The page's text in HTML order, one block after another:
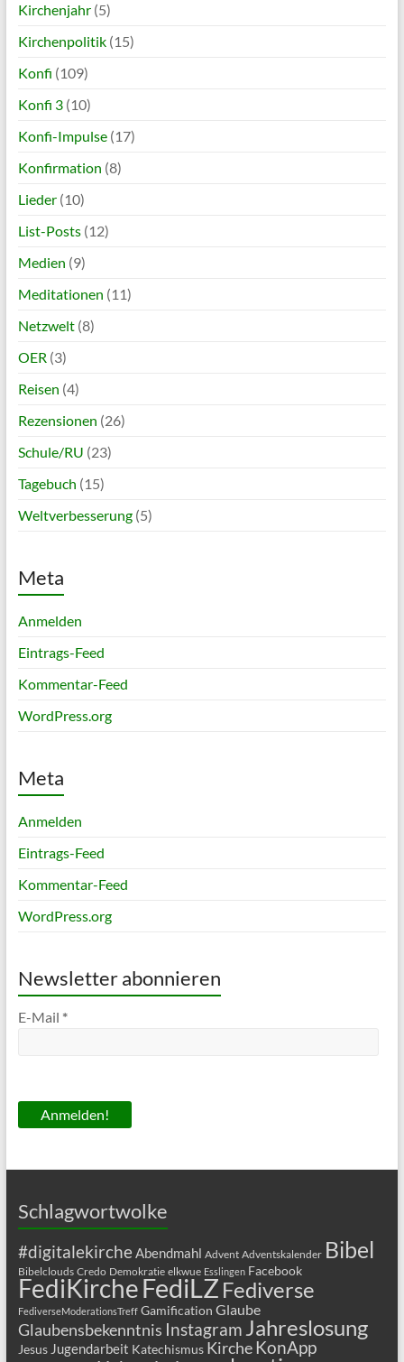
Kirchenjahr(5)
Kirchenpolitik(15)
Konfi (109)
Konfi 3(10)
Konfi-Impulse(17)
Konfirmation (8)
Lieder(10)
List-Posts(12)
Medien (9)
Meditationen (11)
Netzwelt(8)
OER (3)
Reisen (4)
Rezensionen (26)
Schule/RU (23)
Tagebuch (15)
Weltverbesserung(5)
Meta
Anmelden
Eintrags-Feed
Kommentar-Feed
WordPress.org
Meta
Anmelden
Eintrags-Feed
Kommentar-Feed
WordPress.org
Newsletter abonnieren
E-Mail *
Schlagwortwolke
#digitalekircheAbendmahl Advent Adventskalender Bibel
Bibelclouds Credo Demokratie elkwue Esslingen Facebook
FediKircheFediLZ Fediverse
FediverseModerationsTreff Gamification Glaube
Glaubensbekenntnis Instagram Jahreslosung
Jesus Jugendarbeit Katechismus KircheKonApp